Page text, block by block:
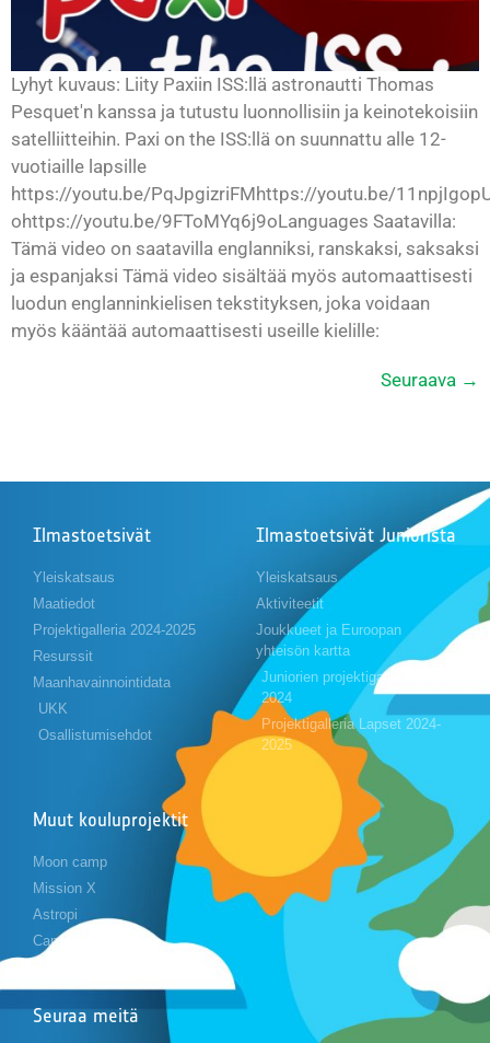
Lyhyt kuvaus: Liity Paxiin ISS:llä astronautti Thomas
Pesquet'n kanssa ja tutustu luonnollisiin ja keinotekoisiin
satelliitteihin. Paxi on the ISS:llä on suunnattu alle 12-
vuotiaille lapsille
https://youtu.be/PqJpgizriFMhttps://youtu.be/
ohttps://youtu.be/9FToMYq6j9oLanguages Saatavilla:
Tämä video on saatavilla englanniksi, ranskaksi, saksaksi
ja espanjaksi Tämä video sisältää myös automaattisesti
luodun englanninkielisen tekstityksen, joka voidaan
myös kääntää automaattisesti useille kielille:
Seuraava →
Ilmastoetsivät
Yleiskatsaus
Maatiedot
Projektigalleria 2024-2025
Resurssit
Maanhavainnointidata
UKK
Osallistumisehdot
Ilmastoetsivät Juniorista
Yleiskatsaus
Aktiviteetit
Joukkueet ja Euroopan
yhteisön kartta
Juniorien projektigalleria 2023-
2024
Projektigalleria Lapset 2024-
2025
Muut kouluprojektit
Moon camp
Mission X
Astropi
Cansat
Seuraa meitä